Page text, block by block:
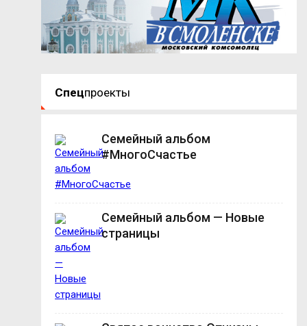
Спецпроекты
Семейный альбом
#МногоСчастье
Семейный альбом — Новые
страницы